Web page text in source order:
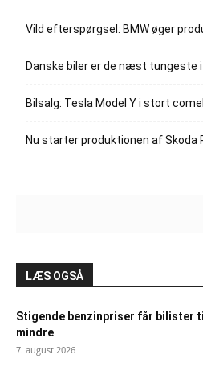
Vild efterspørgsel: BMW øger
Danske biler er de næst tungeste i
Bilsalg: Tesla Model Y i stort
Nu starter produktionen af Skoda
LÆS OGSÅ
Stigende benzinpriser får bilister
mindre
7. august 2026